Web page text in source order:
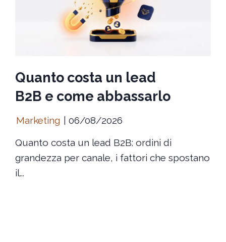
Quanto costa un lead
B2B e come abbassarlo
Marketing
06/08/2026
Quanto costa un lead B2B: ordini di
grandezza per canale, i fattori che spostano
il...